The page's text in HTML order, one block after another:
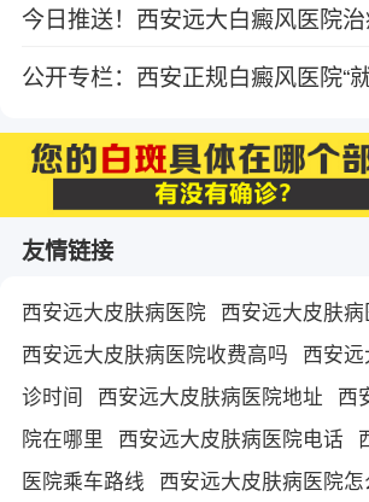
友情链接
西安远大皮肤病医院 西安远大皮肤
西安远大皮肤病医院收费高吗 西安
诊时间 西安远大皮肤病医院地址 西
院在哪里
西安远大皮肤病医院电话
医院乘车路线 西安远大皮肤病医院怎